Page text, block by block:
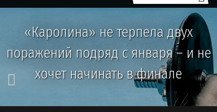
«Каролина» не терпела двух
поражений подряд с января – и не
хочет начинать в финале